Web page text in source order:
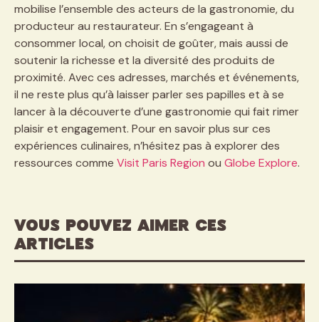
mobilise l’ensemble des acteurs de la gastronomie, du
producteur au restaurateur. En s’engageant à
consommer local, on choisit de goûter, mais aussi de
soutenir la richesse et la diversité des produits de
proximité. Avec ces adresses, marchés et événements,
il ne reste plus qu’à laisser parler ses papilles et à se
lancer à la découverte d’une gastronomie qui fait rimer
plaisir et engagement. Pour en savoir plus sur ces
expériences culinaires, n’hésitez pas à explorer des
ressources comme Visit Paris Region ou Globe Explore.
VOUS POUVEZ AIMER CES
ARTICLES